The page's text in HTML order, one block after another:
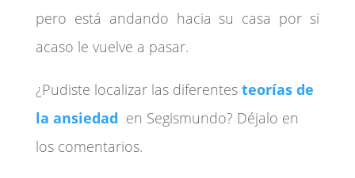
pero está andando hacia su casa por si
acaso le vuelve a pasar.
¿Pudiste localizar las diferentes teorías de
la ansiedad en Segismundo? Déjalo en
los comentarios.